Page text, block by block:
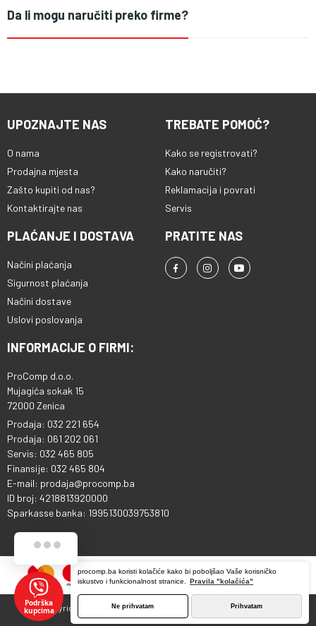
procomp.ba koristi kolačiće kako bi poboljšao Vaše korisničko
iskustvo i funkcionalnost stranice.
Pravila "kolačića"
Ne prihvatam Prihvatam
Da li mogu naručiti preko firme?
UPOZNAJTE NAS
O nama
Prodajna mjesta
Zašto kupiti od nas?
Kontaktirajte nas
TREBATE POMOĆ?
Kako se registrovati?
Kako naručiti?
Reklamacija i povrati
Servis
PLAĆANJE I DOSTAVA
Načini plaćanja
Sigurnost plaćanja
Načini dostave
Uslovi poslovanja
PRATITE NAS
INFORMACIJE O FIRMI:
ProComp d.o.o.
Mujagića sokak 15
72000 Zenica
Prodaja: 032 221 654
Prodaja: 061 202 061
Servis: 032 465 805
Finansije: 032 465 804
E-mail: prodaja@procomp.ba
ID broj: 4218813920000
Sparkasse banka: 1995130039753810
Copyright © 2013 - 2026 ProComp d.o.o. Sva prava pridržana.